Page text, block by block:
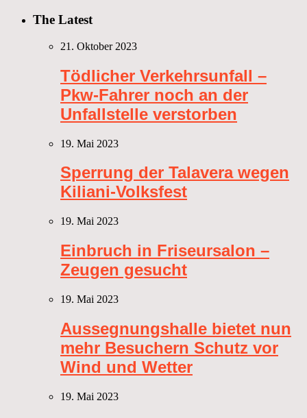
The Latest
21. Oktober 2023
Tödlicher Verkehrsunfall –
Pkw-Fahrer noch an der
Unfallstelle verstorben
19. Mai 2023
Sperrung der Talavera wegen
Kiliani-Volksfest
19. Mai 2023
Einbruch in Friseursalon –
Zeugen gesucht
19. Mai 2023
Aussegnungshalle bietet nun
mehr Besuchern Schutz vor
Wind und Wetter
19. Mai 2023